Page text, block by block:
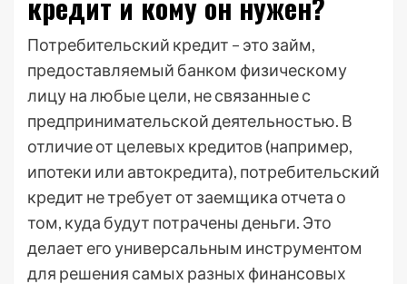
Потребительский кредит – это займ,
предоставляемый банком физическому
лицу на любые цели, не связанные с
предпринимательской деятельностью. В
отличие от целевых кредитов (например,
ипотеки или автокредита), потребительский
кредит не требует от заемщика отчета о
том, куда будут потрачены деньги. Это
делает его универсальным инструментом
для решения самых разных финансовых